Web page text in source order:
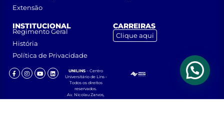
Extensão
INSTITUCIONAL
Regimento Geral
História
Política de Privacidade
CARREIRAS
Clique aqui
UNILINS – Centro
Universitário de Lins •
Todos os direitos
reservados.
Av. Nicolau Zarvos,
1925 – Jardim